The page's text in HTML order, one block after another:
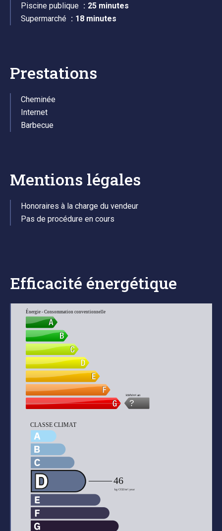
Piscine publique
25 minutes
Supermarché
18 minutes
Prestations
Cheminée
Internet
Barbecue
Mentions légales
Honoraires à la charge du vendeur
Pas de procédure en cours
Efficacité énergétique
Énergie - Consommation conventionnelle
?
kWh/m².an